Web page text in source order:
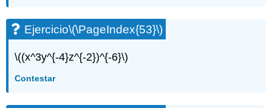
Ejercicio\(\PageIndex{53}\)
\((x^3y^{-4}z^{-2})^{-6}\)
Contestar